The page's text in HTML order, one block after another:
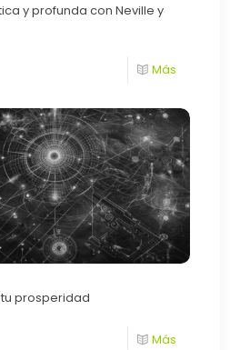
y profunda con Neville y
Más
prosperidad
Más